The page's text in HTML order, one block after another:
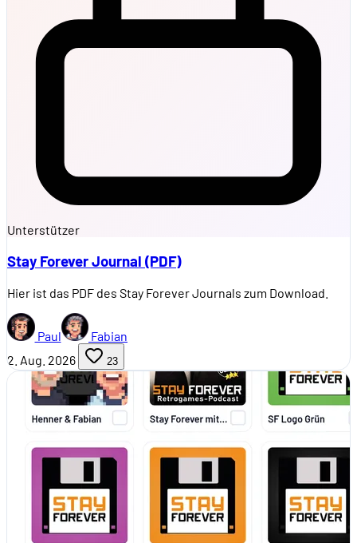
Unterstützer
Stay Forever Journal (PDF)
Hier ist das PDF des Stay Forever Journals zum Download.
Paul
Fabian
2. Aug. 2026
23